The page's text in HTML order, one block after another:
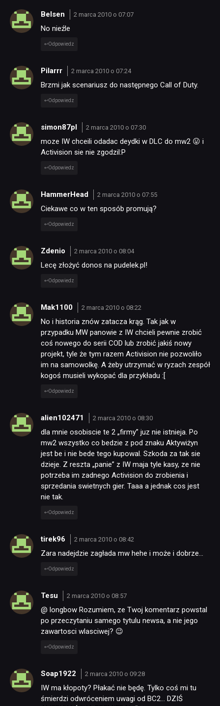
Belsen 2 marca 2010 o 07:07
No nieźle
Odpowiedz
Pilarrr 2 marca 2010 o 07:24
Brzmi jak scenariusz do następnego Call of Duty.
Odpowiedz
simon87pl 2 marca 2010 o 07:30
moze IW chceili odadac deydki w DLC do mw2 😛 i
Activision sie nie zgodzil:P
Odpowiedz
HammerHead 2 marca 2010 o 07:55
Ciekawe co w ten sposób promują?
Odpowiedz
Zdenio 2 marca 2010 o 08:04
Lecę złożyć donos na pudelek.pl!
Odpowiedz
Mak1100 2 marca 2010 o 08:22
No i historia znów zatacza krąg. Tak jak w
przypadku MW panowie z IW chcieli pewnie zrobić
coś nowego do serii COD lub zrobić jakiś nowy
projekt, tyle że tym razem Activision nie pozwoliło
im na samowolkę. A żeby utrzymać w ryzach zespół
kogoś musieli wykopać dla przykładu :[
Odpowiedz
alien102471 2 marca 2010 o 08:30
dla mnie osobiscie te 2 „firmy” juz nie istnieja. Po
mw2 wszystko co bedzie z pod znaku Aktywiżyn
jest be i nie bede tego kupowal. Szkoda za tak sie
dzieje. Z reszta „panie” z IW maja tyle kasy, ze nie
potrzeba im zadnego Activision do zrobienia i
sprzedania swietnych gier. Taaa a jednak cos jest
nie tak.
Odpowiedz
tirek96 2 marca 2010 o 08:42
Zara nadejdzie zagłada mw hehe i może i dobrze…
Odpowiedz
Tesu 2 marca 2010 o 08:57
@ longbow Rozumiem, ze Twoj komentarz powstal
po przeczytaniu samego tytulu newsa, a nie jego
zawartosci wlasciwej? 😉
Odpowiedz
Soap1922 2 marca 2010 o 09:28
IW ma kłopoty? Płakać nie będę. Tylko coś mi tu
śmierdzi odwróceniem uwagi od BC2… DZIŚ